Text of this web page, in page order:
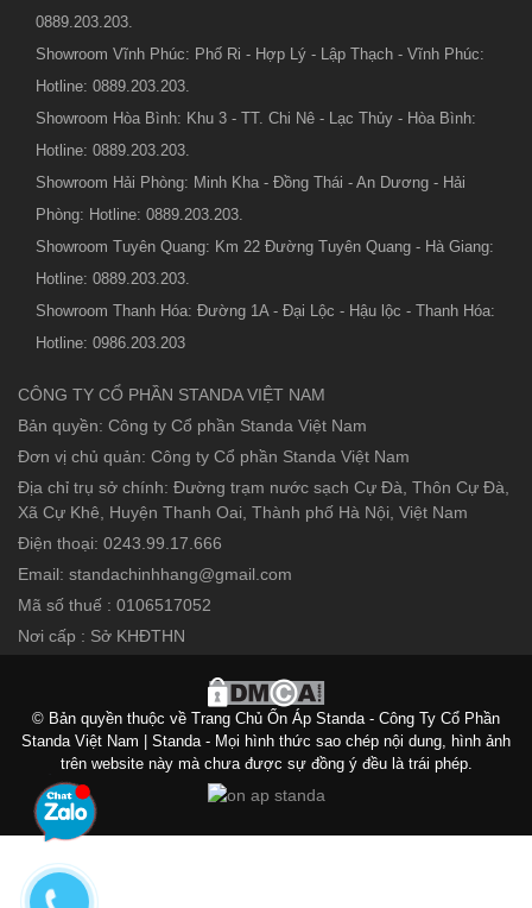
0889.203.203.
Showroom Vĩnh Phúc: Phố Ri - Hợp Lý - Lập Thạch - Vĩnh Phúc:
Hotline: 0889.203.203.
Showroom Hòa Bình: Khu 3 - TT. Chi Nê - Lạc Thủy - Hòa Bình:
Hotline: 0889.203.203.
Showroom Hải Phòng: Minh Kha - Đồng Thái - An Dương - Hải
Phòng: Hotline: 0889.203.203.
Showroom Tuyên Quang: Km 22 Đường Tuyên Quang - Hà Giang:
Hotline: 0889.203.203.
Showroom Thanh Hóa: Đường 1A - Đại Lộc - Hậu lộc - Thanh Hóa:
Hotline: 0986.203.203
CÔNG TY CỔ PHẦN STANDA VIỆT NAM
Bản quyền: Công ty Cổ phần Standa Việt Nam
Đơn vị chủ quản: Công ty Cổ phần Standa Việt Nam
Địa chỉ trụ sở chính: Đường trạm nước sạch Cự Đà, Thôn Cự Đà,
Xã Cự Khê, Huyện Thanh Oai, Thành phố Hà Nội, Việt Nam
Điện thoại: 0243.99.17.666
Email: standachinhhang@gmail.com
Mã số thuế : 0106517052
Nơi cấp : Sở KHĐTHN
© Bản quyền thuộc về Trang Chủ Ổn Áp Standa - Công Ty Cổ Phần
Standa Việt Nam | Standa - Mọi hình thức sao chép nội dung, hình ảnh
trên website này mà chưa được sự đồng ý đều là trái phép.